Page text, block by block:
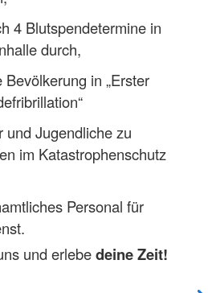
4 Blutspendetermine in
durch,
in „Erster
und Jugendliche zu
im Katastrophenschutz
Personal für
und erlebedeine Zeit!